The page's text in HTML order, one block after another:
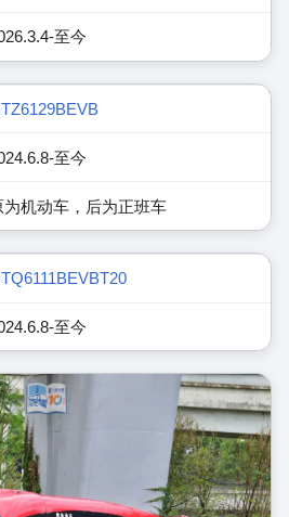
至今
至今
为机动车，后为正班车
展开
至今
展开